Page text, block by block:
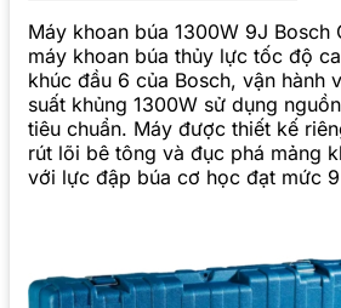
Máy khoan búa 1300W 9J Bosch
máy khoan búa thủy lực tốc độ
khúc đầu 6 của Bosch, vận hành
suất khủng 1300W sử dụng
tiêu chuẩn. Máy được thiết kế
rút lõi bê tông và đục phá mảng
với lực đập búa cơ học đạt mức